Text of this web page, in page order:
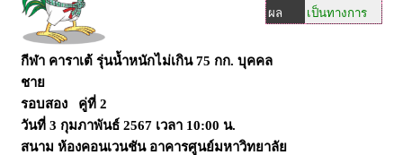
ผล
เป็นทางการ
กีฬา คาราเต้ รุ่นน้ำหนักไม่เกิน 75 กก. บุคคล
ชาย
รอบสอง คู่ที่ 2
วันที่ 3 กุมภาพันธ์ 2567 เวลา 10:00 น.
สนาม ห้องคอนเวนชัน อาคารศูนย์มหาวิทยาลัย